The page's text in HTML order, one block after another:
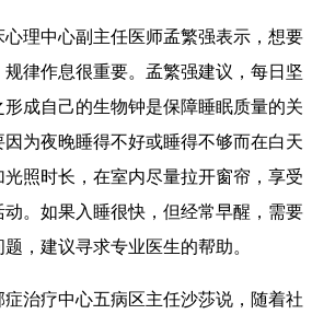
心理中心副主任医师孟繁强表示，想要
律作息很重要。孟繁强建议，每日坚
成自己的生物钟是保障睡眠质量的关
为夜晚睡得不好或睡得不够而在白天
照时长，在室内尽量拉开窗帘，享受
。如果入睡很快，但经常早醒，需要
，建议寻求专业医生的帮助。
症治疗中心五病区主任沙莎说，随着社